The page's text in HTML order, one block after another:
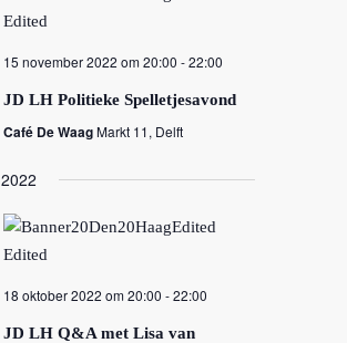
15 november 2022 om 20:00 -22:00
JD LH Politieke Spelletjesavond
Café De WaagMarkt 11, Delft
18 oktober 2022 om 20:00 -22:00
JD LH Q&A met Lisa van